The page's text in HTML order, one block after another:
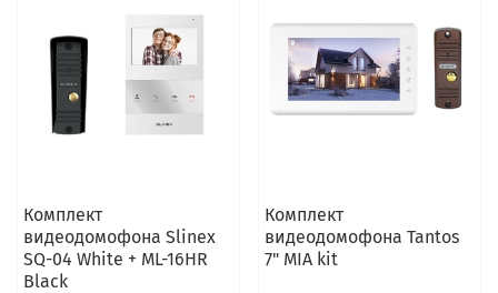
Комплект
видеодомофона Slinex
SQ-04 White + ML-16HR
Black
Комплект
видеодомофона Tantos
7" MIA kit